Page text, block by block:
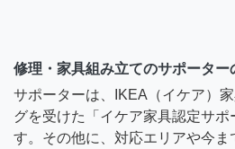
修理・家具組み立てのサポーター
サポーターは、IKEA（イケア）
グを受けた「イケア家具認定サ
す。その他に、対応エリアや今ま